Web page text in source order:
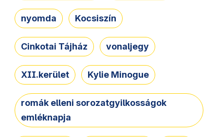
nyomda Kocsiszín
Cinkotai Tájház vonaljegy
XII.kerület Kylie Minogue
romák elleni sorozatgyilkosságok
emléknapja